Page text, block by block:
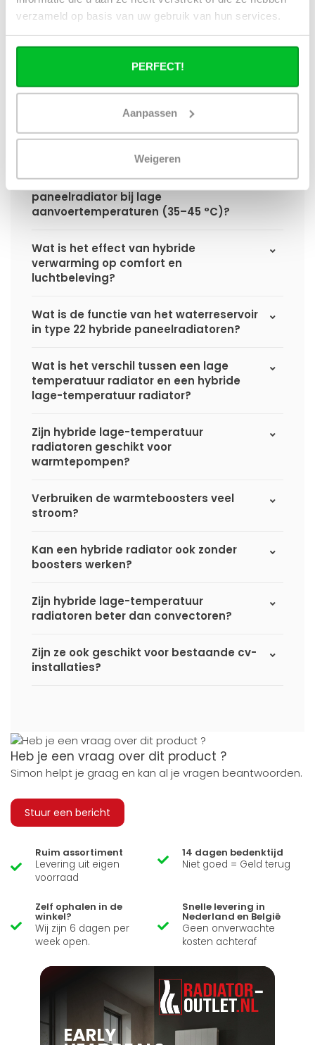
verzameld op basis van uw gebruik van hun services.
PERFECT!
Aanpassen
Weigeren
hybride paneelradiator ten opzichte van
Wat is het voordeel van geïntegreerde
radiatorventilatoren?
Waarom is een hybride paneelradiator
Hoe presteert een hybride
paneelradiator bij lage
aanvoertemperaturen (35–45 °C)?
Wat is het effect van hybride
verwarming op comfort en
luchtbeleving?
Wat is de functie van het waterreservoir
in type 22 hybride paneelradiatoren?
Wat is het verschil tussen een lage
temperatuur radiator en een hybride
lage-temperatuur radiator?
Zijn hybride lage-temperatuur
radiatoren geschikt voor
warmtepompen?
Verbruiken de warmteboosters veel
stroom?
Kan een hybride radiator ook zonder
boosters werken?
Zijn hybride lage-temperatuur
radiatoren beter dan convectoren?
Zijn ze ook geschikt voor bestaande cv-
installaties?
Heb je een vraag over dit product ?
Simon helpt je graag en kan al je vragen beantwoorden.
Stuur een bericht
Ruim assortiment
Levering uit eigen
voorraad
14 dagen bedenktijd
Niet goed = Geld terug
Zelf ophalen in de
winkel?
Wij zijn 6 dagen per
week open.
Snelle levering in
Nederland en België
Geen onverwachte
kosten achteraf